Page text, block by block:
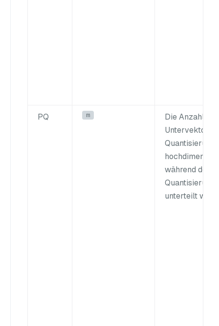
PQ m
Die Anzahl der
Untervektoren
während des
unterteilt wird.